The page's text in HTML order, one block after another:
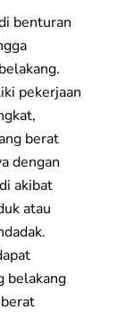
benturan
pekerjaan
berat
dengan
akibat
atau
belakang